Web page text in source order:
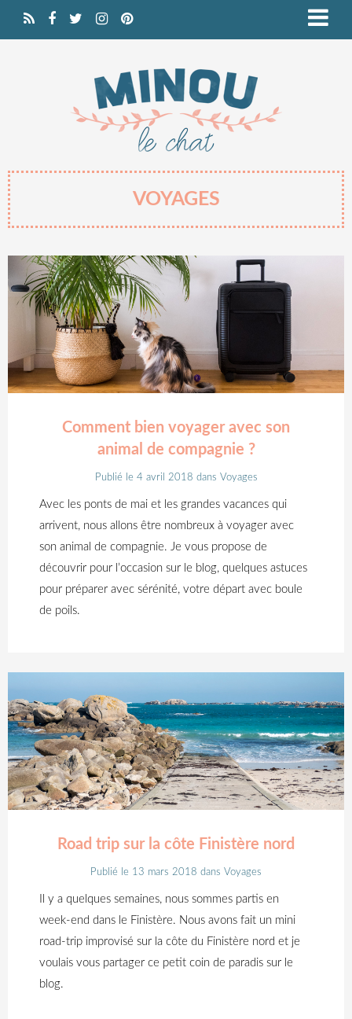
VOYAGES
Comment bien voyager avec son
animal de compagnie ?
Publié le 4 avril 2018 dans Voyages
Avec les ponts de mai et les grandes vacances qui
arrivent, nous allons être nombreux à voyager avec
son animal de compagnie. Je vous propose de
découvrir pour l’occasion sur le blog, quelques astuces
pour préparer avec sérénité, votre départ avec boule
de poils.
Road trip sur la côte Finistère nord
Publié le 13 mars 2018 dans Voyages
Il y a quelques semaines, nous sommes partis en
week-end dans le Finistère. Nous avons fait un mini
road-trip improvisé sur la côte du Finistère nord et je
voulais vous partager ce petit coin de paradis sur le
blog.